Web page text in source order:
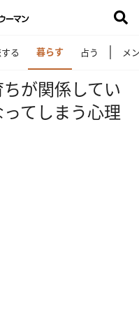
る 暮らす 占う メ
が関係してい
てしまう心理